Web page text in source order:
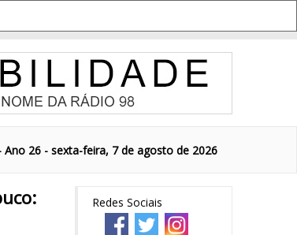
26 - sexta-feira, 7 de agosto de 2026
Redes Sociais